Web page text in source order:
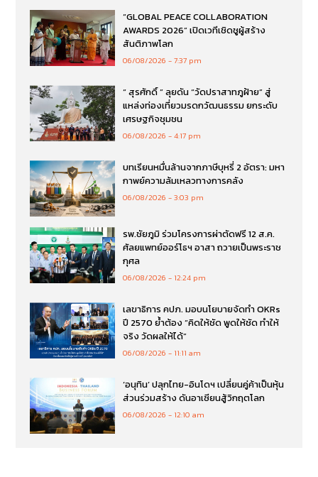
“GLOBAL PEACE COLLABORATION
AWARDS 2026” เปิดเวทีเชิดชูผู้สร้าง
สันติภาพโลก
06/08/2026 7:37 pm
“ สุรศักดิ์ ” ลุยดัน “วัดปราสาทภูฝ้าย” สู่
แหล่งท่องเที่ยวมรดกวัฒนธรรม ยกระดับ
เศรษฐกิจชุมชน
06/08/2026 4:17 pm
บทเรียนหมื่นล้านจากภาษีบุหรี่ 2 อัตรา: มหา
กาพย์ความล้มเหลวทางการคลัง
06/08/2026 3:03 pm
รพ.ชัยภูมิ ร่วมโครงการผ่าตัดฟรี 12 ส.ค.
ศัลยแพทย์ออร์โธฯ อาสา ถวายเป็นพระราช
กุศล
06/08/2026 12:24 pm
เลขาธิการ คปภ. มอบนโยบายจัดทำ OKRs
ปี 2570 ย้ำต้อง “คิดให้ชัด พูดให้ชัด ทำให้
จริง วัดผลให้ได้”
06/08/2026 11:11 am
‘อนุทิน’ ปลุกไทย-อินโดฯ เปลี่ยนคู่ค้าเป็นหุ้น
ส่วนร่วมสร้าง ดันอาเซียนสู้วิกฤตโลก
06/08/2026 12:10 am